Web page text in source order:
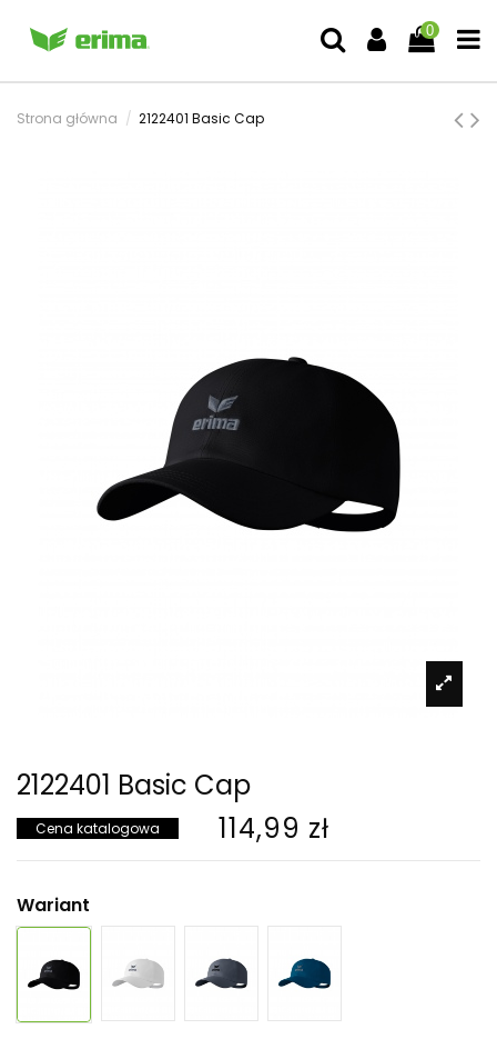
0
Strona główna 2122401 Basic Cap
2122401 Basic Cap
Cena katalogowa 114,99 zł
Wariant